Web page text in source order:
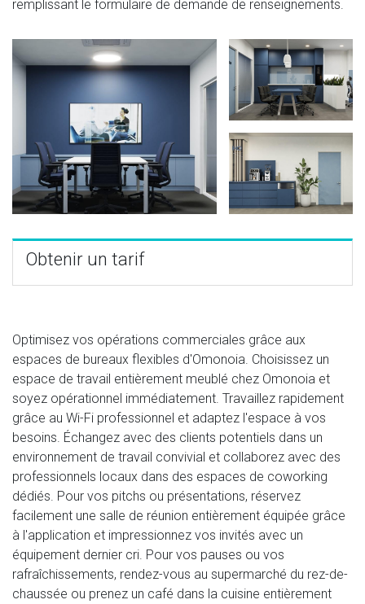
remplissant le formulaire de demande de renseignements.
Obtenir un tarif
Optimisez vos opérations commerciales grâce aux
espaces de bureaux flexibles d'Omonoia. Choisissez un
espace de travail entièrement meublé chez Omonoia et
soyez opérationnel immédiatement. Travaillez rapidement
grâce au Wi-Fi professionnel et adaptez l'espace à vos
besoins. Échangez avec des clients potentiels dans un
environnement de travail convivial et collaborez avec des
professionnels locaux dans des espaces de coworking
dédiés. Pour vos pitchs ou présentations, réservez
facilement une salle de réunion entièrement équipée grâce
à l'application et impressionnez vos invités avec un
équipement dernier cri. Pour vos pauses ou vos
rafraîchissements, rendez-vous au supermarché du rez-de-
chaussée ou prenez un café dans la cuisine entièrement